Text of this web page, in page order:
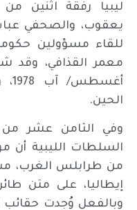
ليبيا رفقة اثنين
يعقوب، والصحفي
للقاء مسؤولين
الحين.
السلطات الليبية أن
إيطاليا، على متن
وبالفعل وُجِدت حقائب